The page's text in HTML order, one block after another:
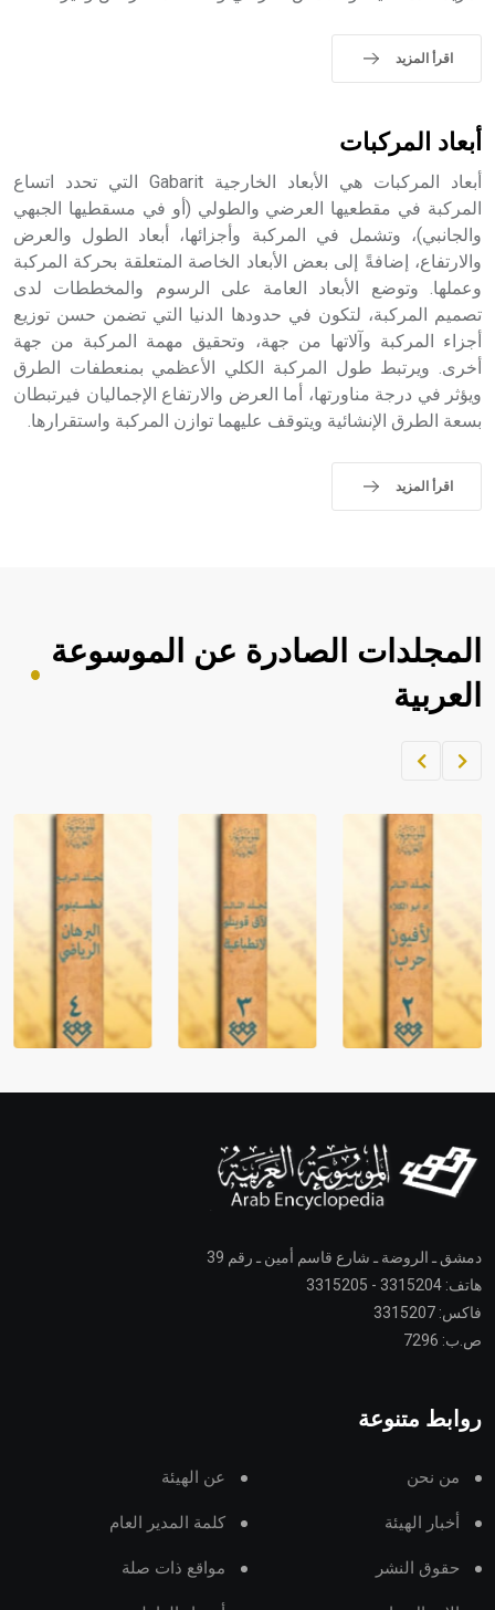
اقرأ المزيد
أبعاد المركبات
أبعاد المركبات هي الأبعاد الخارجية Gabarit التي تحدد اتساع
المركبة في مقطعيها العرضي والطولي (أو في مسقطيها الجبهي
والجانبي)، وتشمل في المركبة وأجزائها، أبعاد الطول والعرض
والارتفاع، إضافةً إلى بعض الأبعاد الخاصة المتعلقة بحركة المركبة
وعملها. وتوضع الأبعاد العامة على الرسوم والمخططات لدى
تصميم المركبة، لتكون في حدودها الدنيا التي تضمن حسن توزيع
أجزاء المركبة وآلاتها من جهة، وتحقيق مهمة المركبة من جهة
أخرى. ويرتبط طول المركبة الكلي الأعظمي بمنعطفات الطرق
ويؤثر في درجة مناورتها، أما العرض والارتفاع الإجماليان فيرتبطان
بسعة الطرق الإنشائية ويتوقف عليهما توازن المركبة واستقرارها.
اقرأ المزيد
المجلدات الصادرة عن الموسوعة
العربية
دمشق ـ الروضة ـ شارع قاسم أمين ـ رقم 39
هاتف: 3315204 - 3315205
فاكس: 3315207
ص.ب: 7296
روابط متنوعة
من نحن عن الهيئة
أخبار الهيئة كلمة المدير العام
حقوق النشر مواقع ذات صلة